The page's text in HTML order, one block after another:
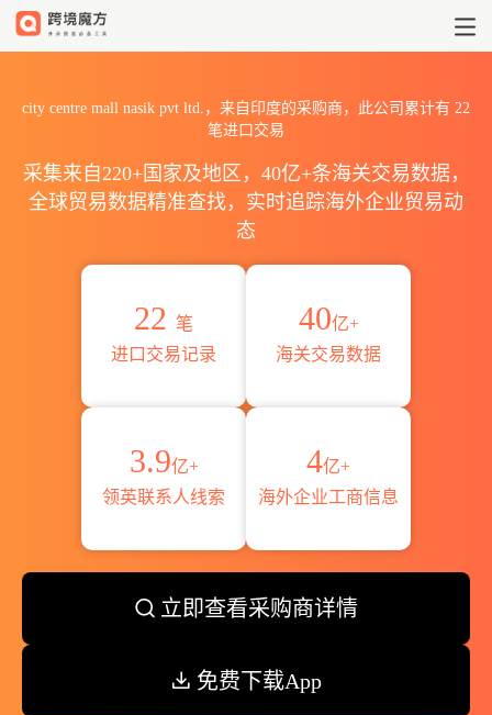
city centre mall nasik pvt ltd.，来自印度的采购商，此公司累计有 22
笔进口交易
采集来自220+国家及地区，40亿+条海关交易数据，
全球贸易数据精准查找，实时追踪海外企业贸易动
态
22 笔
进口交易记录
40亿+
海关交易数据
3.9亿+
领英联系人线索
4亿+
海外企业工商信息
立即查看采购商详情
免费下载App